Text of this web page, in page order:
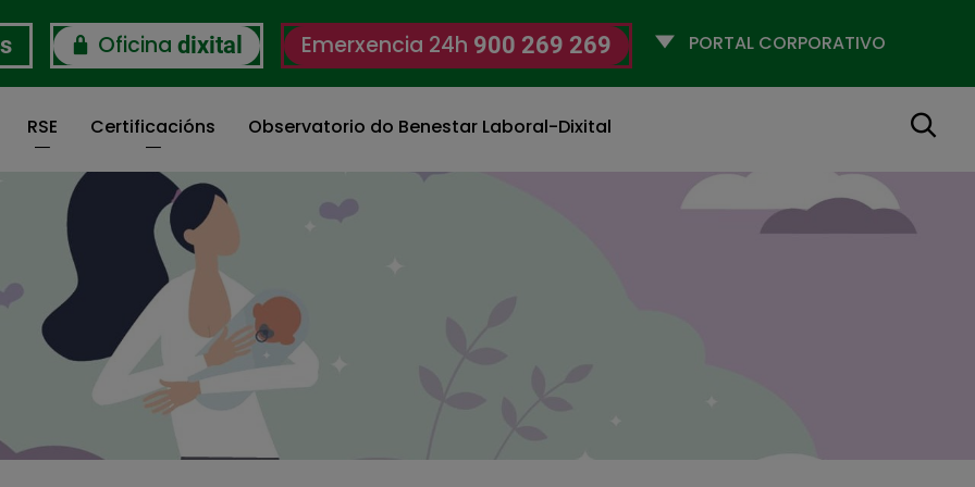
Oficina dixital Emerxencia 24h 900 269 269
Selecciona
RSE Certificacións Observatorio do Benestar Laboral-Dixital Buscar